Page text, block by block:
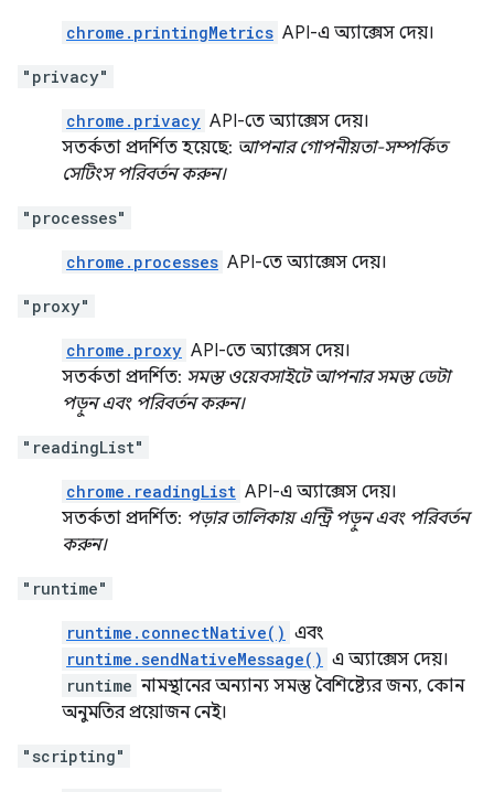
chrome.printingMetrics API-এ অ্যাক্সেস দেয়।
"privacy"
chrome.privacy API-তে অ্যাক্সেস দেয়।
সতর্কতা প্রদর্শিত হয়েছে: আপনার গোপনীয়তা-সম্পর্কিত
সেটিংস পরিবর্তন করুন।
"processes"
chrome.processes API-তে অ্যাক্সেস দেয়।
"proxy"
chrome.proxy API-তে অ্যাক্সেস দেয়।
সতর্কতা প্রদর্শিত: সমস্ত ওয়েবসাইটে আপনার সমস্ত ডেটা
পড়ুন এবং পরিবর্তন করুন।
"readingList"
chrome.readingList API-এ অ্যাক্সেস দেয়।
সতর্কতা প্রদর্শিত: পড়ার তালিকায় এন্ট্রি পড়ুন এবং পরিবর্তন
করুন।
"runtime"
runtime.connectNative() এবং
runtime.sendNativeMessage() এ অ্যাক্সেস দেয়।
runtime নামস্থানের অন্যান্য সমস্ত বৈশিষ্ট্যের জন্য, কোন
অনুমতির প্রয়োজন নেই।
"scripting"